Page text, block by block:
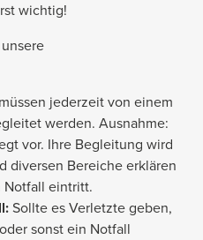
wichtig!
jederzeit von einem
werden. Ausnahme:
vor. Ihre Begleitung wird
diversen Bereiche erklären
Notfall eintritt.
Sollte es Verletzte geben,
sonst ein Notfall